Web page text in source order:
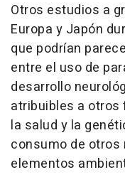
Otros estudios a
Europa y Japón
que podrían
entre el uso de
desarrollo
atribuibles a
la salud y la
consumo de
elementos